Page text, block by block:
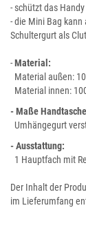
- schützt das
- die Mini Bag kann
Schultergurt als
-Material:
Material außen:
Material innen:
- Maße
Umhängegurt
- Ausstattung:
1 Hauptfach mit
Der Inhalt der
im Lieferumfang